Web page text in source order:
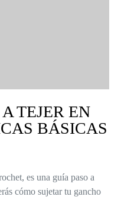
TEJER EN
BÁSICAS
es una guía paso a
cómo sujetar tu gancho